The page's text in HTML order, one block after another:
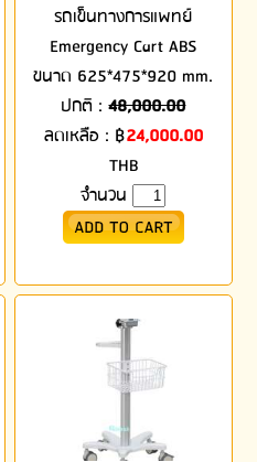
รถเข็นทางการแพทย์
Emergency Cart ABS
ขนาด 625*475*920 mm.
ปกติ :48,000.00
ลดเหลือ : ฿24,000.00
THB
จำนวน